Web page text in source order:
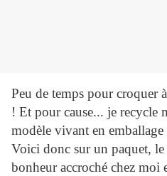
Peu de temps pour croquer
! Et pour cause... je recycle
modèle vivant en
Voici donc sur un paquet,
bonheur accroché chez moi